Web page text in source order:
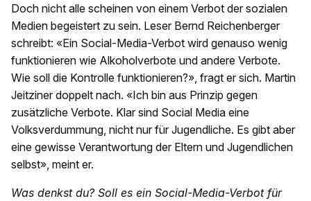
Doch nicht alle scheinen von einem Verbot der sozialen
Medien begeistert zu sein. Leser Bernd Reichenberger
schreibt: «Ein Social-Media-Verbot wird genauso wenig
funktionieren wie Alkoholverbote und andere Verbote.
Wie soll die Kontrolle funktionieren?», fragt er sich. Martin
Jeitziner doppelt nach. «Ich bin aus Prinzip gegen
zusätzliche Verbote. Klar sind Social Media eine
Volksverdummung, nicht nur für Jugendliche. Es gibt aber
eine gewisse Verantwortung der Eltern und Jugendlichen
selbst», meint er.
Was denkst du? Soll es ein Social-Media-Verbot für